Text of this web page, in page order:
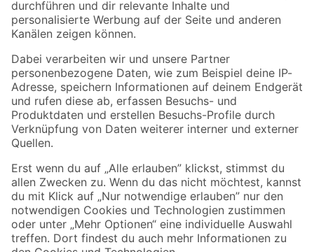
Folge uns
Zahlungsarten Versandarten
Sicher einkaufen
Jetzt die toom-App herunterladen